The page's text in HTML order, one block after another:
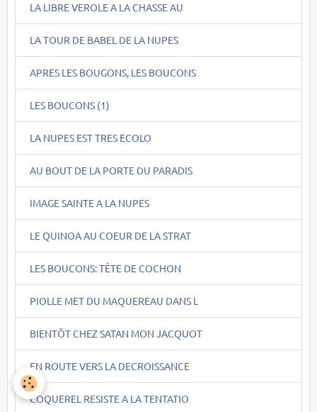
LA LIBRE VEROLE A LA CHASSE AU
LA TOUR DE BABEL DE LA NUPES
APRES LES BOUGONS, LES BOUCONS
LES BOUCONS (1)
LA NUPES EST TRES ECOLO
AU BOUT DE LA PORTE DU PARADIS
IMAGE SAINTE A LA NUPES
LE QUINOA AU COEUR DE LA STRAT
LES BOUCONS: TÊTE DE COCHON
PIOLLE MET DU MAQUEREAU DANS L
BIENTÖT CHEZ SATAN MON JACQUOT
EN ROUTE VERS LA DECROISSANCE
COQUEREL RESISTE A LA TENTATIO